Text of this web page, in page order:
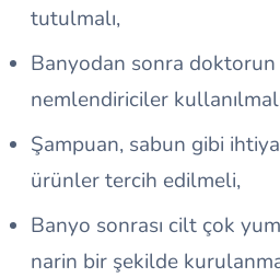
tutulmalı,
Banyodan sonra
nemlendiriciler
Şampuan, sabun gibi
ürünler tercih edilmeli,
Banyo sonrası cilt çok
narin bir şekilde